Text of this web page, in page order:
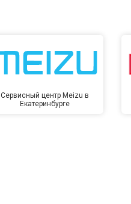
Сервисный центр Meizu в
Екатеринбурге